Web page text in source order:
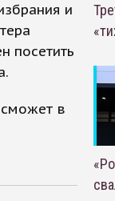
и
посетить
в